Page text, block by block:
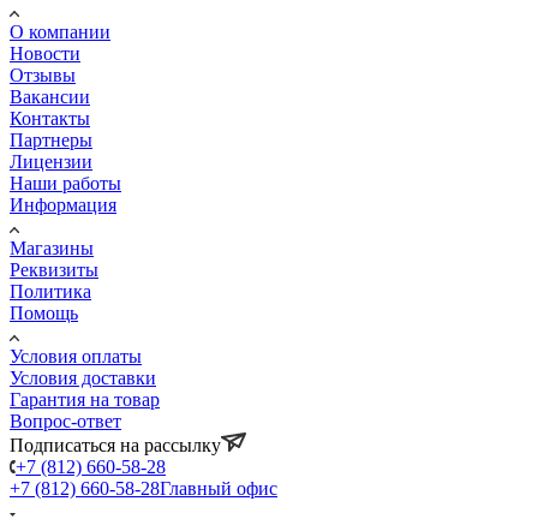
О компании
Новости
Отзывы
Вакансии
Контакты
Партнеры
Лицензии
Наши работы
Информация
Магазины
Реквизиты
Политика
Помощь
Условия оплаты
Условия доставки
Гарантия на товар
Вопрос-ответ
Подписаться на рассылку
+7 (812) 660-58-28
+7 (812) 660-58-28Главный офис